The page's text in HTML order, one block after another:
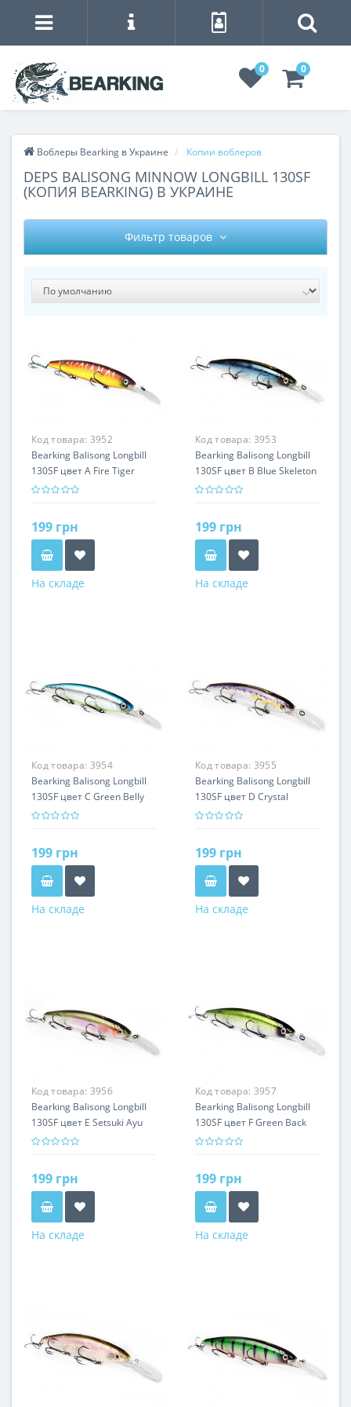
0 0
Воблеры Bearking в Украине Копии воблеров
DEPS BALISONG MINNOW LONGBILL 130SF
(КОПИЯ BEARKING) В УКРАИНЕ
Фильтр товаров
Код товара: 3952
Bearking Balisong Longbill
130SF цвет A Fire Tiger
199 грн
На складе
Код товара: 3953
Bearking Balisong Longbill
130SF цвет B Blue Skeleton
199 грн
На складе
Код товара: 3954
Bearking Balisong Longbill
130SF цвет C Green Belly
199 грн
На складе
Код товара: 3955
Bearking Balisong Longbill
130SF цвет D Crystal
Minnow
199 грн
На складе
Код товара: 3956
Bearking Balisong Longbill
130SF цвет E Setsuki Ayu
199 грн
На складе
Код товара: 3957
Bearking Balisong Longbill
130SF цвет F Green Back
199 грн
На складе